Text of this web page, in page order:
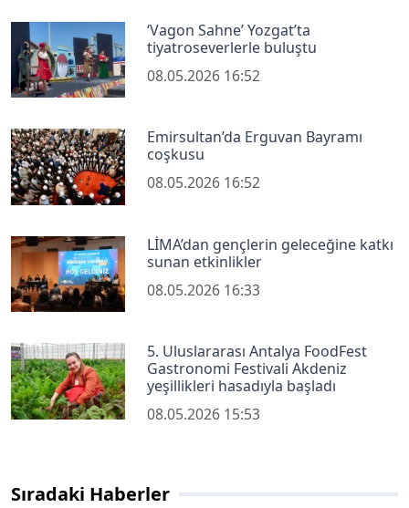
‘Vagon Sahne’ Yozgat’ta
tiyatroseverlerle buluştu
08.05.2026 16:52
Emirsultan’da Erguvan Bayramı
coşkusu
08.05.2026 16:52
LİMA’dan gençlerin geleceğine katkı
sunan etkinlikler
08.05.2026 16:33
5. Uluslararası Antalya FoodFest
Gastronomi Festivali Akdeniz
yeşillikleri hasadıyla başladı
08.05.2026 15:53
Sıradaki Haberler